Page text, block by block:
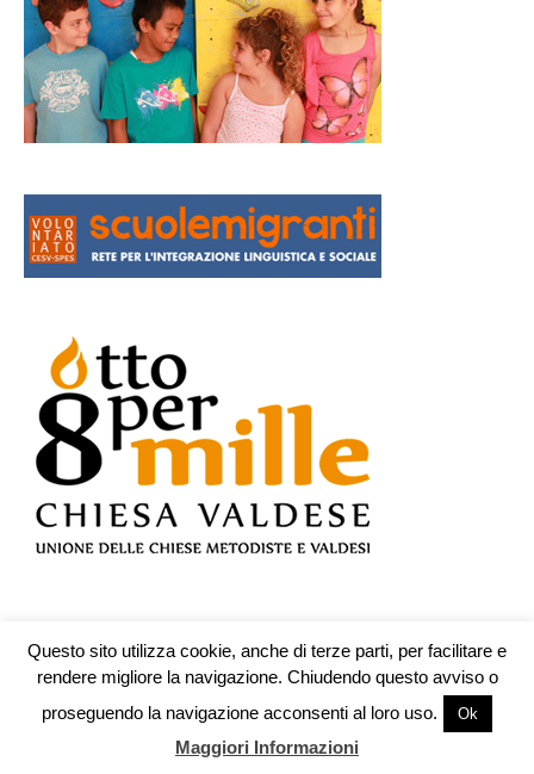
© Testata n.609 registrata presso il Tribunale di Teramo il 19.10.2009 -
Sede legale:Associazione Piuculture Onlus corso Trieste 109 - 00198
Roma - C.F. 97618830588
Questo sito utilizza cookie, anche di terze parti, per facilitare e
rendere migliore la navigazione. Chiudendo questo avviso o
proseguendo la navigazione acconsenti al loro uso.
Ok
Maggiori Informazioni